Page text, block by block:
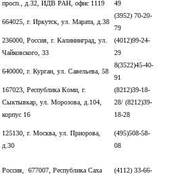
просп., д.32, ИДВ РАН, офис 1119
49
664025, г. Иркутск, ул. Марата, д.38
(3952) 70-20-
79
236000, Россия, г. Калининград, ул.
Чайковского, 33
(4012)99-24-
29
640000, г. Курган, ул. Савельева, 58
8(3522)45-40-
91
167023, Республика Коми, г.
Сыктывкар, ул. Морозова, д.104,
корпус 16
(8212)39-18-
28/ (8212)39-
18-28
125130, г. Москва, ул. Приорова,
д.30
(495)508-58-
08
Россия, 677007, Республика Саха
(4112) 33-66-